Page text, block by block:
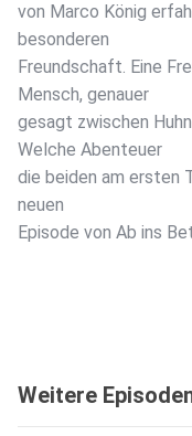
von Marco König
besonderen
Freundschaft. Eine
Mensch, genauer
gesagt zwischen
Welche Abenteuer
die beiden am ersten
neuen
Episode von Ab ins
Weitere